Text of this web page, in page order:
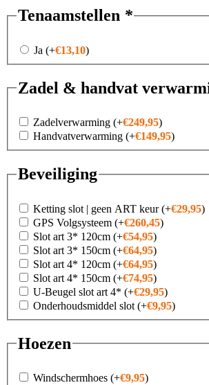
Tenaamstellen *
Ja (+€13,10)
Zadel & handvat
Zadelverwarming (+€249,95)
Handvatverwarming (+€149,95)
Beveiliging
Ketting slot | geen ART keur(+€29,95)
GPS Volgsysteem (+€260,45)
Slot art 3* 120cm (+€54,95)
Slot art 3* 150cm (+€64,95)
Slot art 4* 120cm (+€64,95)
Slot art 4* 150cm (+€74,95)
U-Beugel slot art 4* (+€29,95)
Onderhoudsmiddel slot (+€9,95)
Hoezen
Windschermhoes (+€9,95)